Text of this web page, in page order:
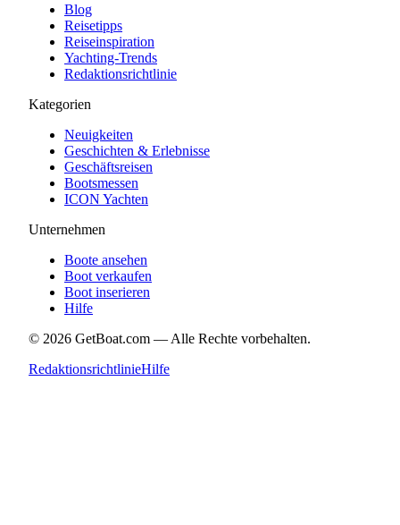
Blog
Reisetipps
Reiseinspiration
Yachting-Trends
Redaktionsrichtlinie
Kategorien
Neuigkeiten
Geschichten & Erlebnisse
Geschäftsreisen
Bootsmessen
ICON Yachten
Unternehmen
Boote ansehen
Boot verkaufen
Boot inserieren
Hilfe
© 2026 GetBoat.com — Alle Rechte vorbehalten.
RedaktionsrichtlinieHilfe